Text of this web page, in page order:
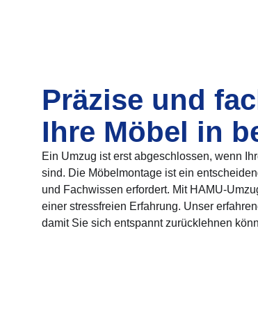
Präzise und
Ihre Möbel in
Ein Umzug ist erst abgeschlossen, wenn
sind. Die Möbelmontage ist ein
und Fachwissen erfordert. Mit HAMU-
einer stressfreien Erfahrung. Unser
damit Sie sich entspannt zurücklehnen